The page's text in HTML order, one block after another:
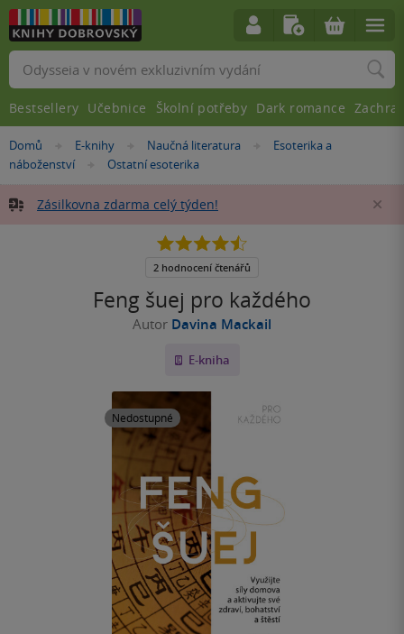
Nacházíte
se
Domů »E-knihy »Naučná literatura »
Esoterika a
náboženství
»
Ostatní esoterika
Zásilkovna zdarma celý týden!
Feng šuej pro každého
Autor Davina Mackail
E-kniha
Nedostupné
4.5
5
2 hodnocení čtenářů
Vyhledávání
Bestsellery Učebnice Školní potřeby Dark romance